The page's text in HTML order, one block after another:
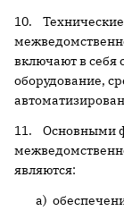
10. Технические
включают в себя
оборудование,
11. Основными
являются:
а)